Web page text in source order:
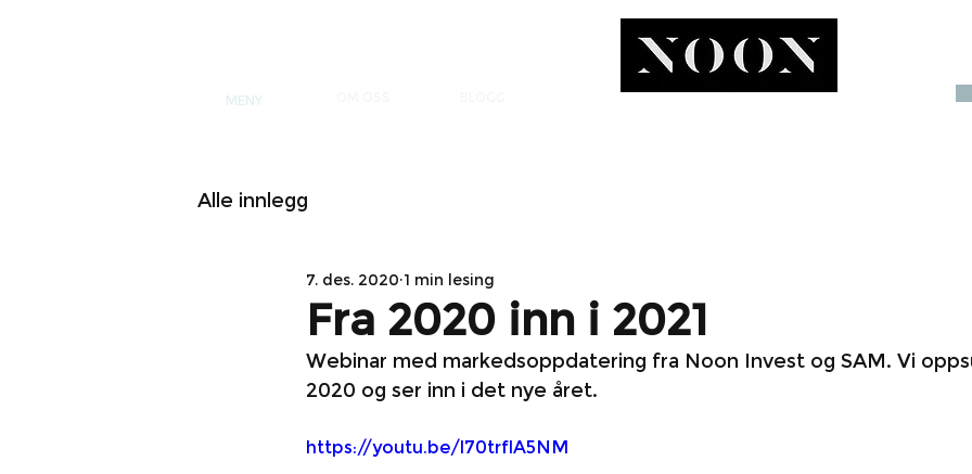
MENY
Alle innlegg
Fra 2020 inn i 2021
7. des. 2020 1 min lesing
Webinar med markedsoppdatering fra Noon Invest og SAM. Vi
2020 og ser inn i det nye året.
https://youtu.be/l70trflA5NM